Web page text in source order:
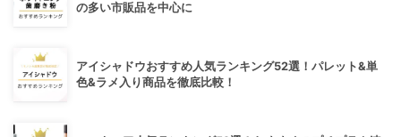
の多い市販品を中心に
アイシャドウおすすめ人気ランキング52選！パレット&単
色&ラメ入り商品を徹底比較！